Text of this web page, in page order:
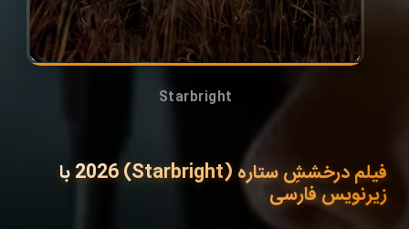
Starbright
فیلم درخششِ ستاره (Starbright) 2026 با
زیرنویس فارسی